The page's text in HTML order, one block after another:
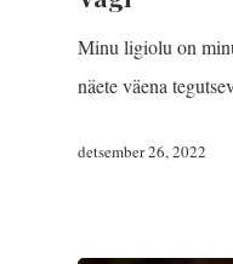
Minu ligiolu on
näete väena
detsember 26, 2022